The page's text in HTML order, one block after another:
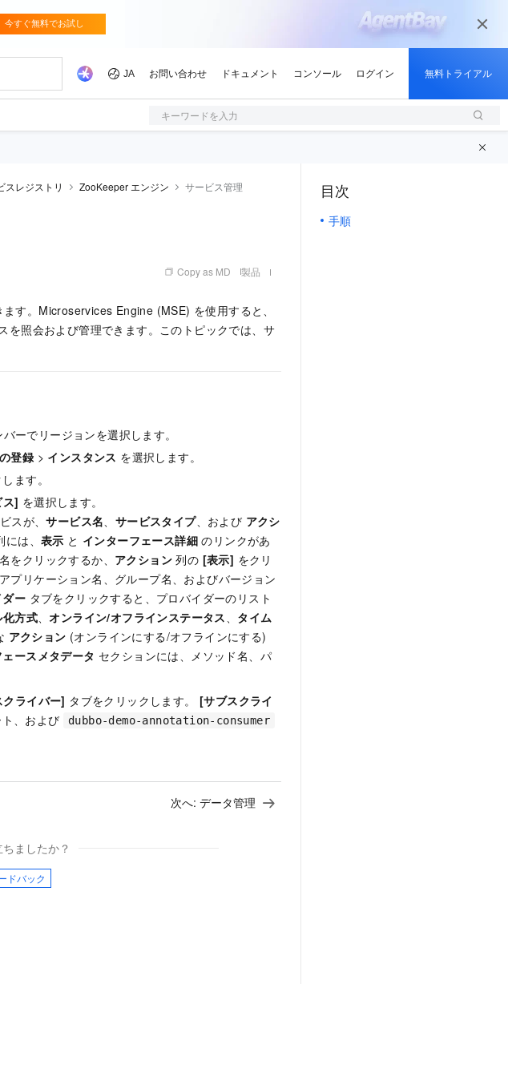
キーワードを入力
スレジストリ ZooKeeper エンジン サービス管理
Copy as MD 製品
す。Microservices Engine (MSE) を使用すると、
照会および管理できます。このトピックでは、サ
ーでリージョンを選択します。
登録 > インスタンス を選択します。
ます。
ス] を選択します。
スが、サービス名、 サービスタイプ、および アクシ
には、表示 と インターフェース詳細 のリンクがあ
をクリックするか、 アクション 列の [表示] をクリ
プリケーション名、グループ名、およびバージョン
ー タブをクリックすると、プロバイダーのリスト
化方式、オンライン/オフラインステータス、 タイム
アクション (オンラインにする/オフラインにする)
ースメタデータ セクションには、メソッド名、パ
ライバー] タブをクリックします。 [サブスクライ
、および dubbo-demo-annotation-consumer
次へ: データ管理
ましたか？
ドバック
目次
手順